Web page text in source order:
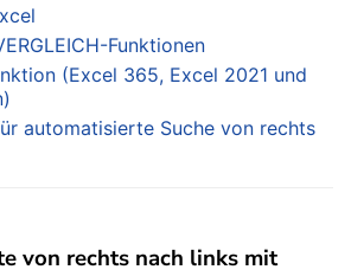
Funktionen
(Excel 365, Excel 2021 und
automatisierte Suche von rechts
von rechts nach links mit